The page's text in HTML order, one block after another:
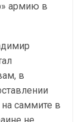
армию в
в
саммите в